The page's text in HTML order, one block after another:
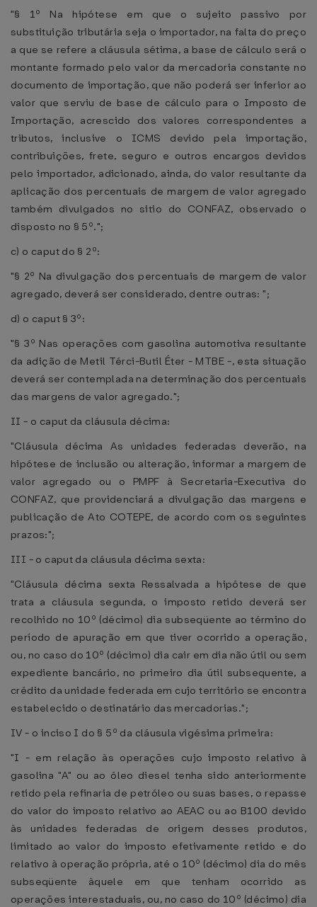
"§ 1º Na hipótese em que o sujeito passivo por
substituição tributária seja o importador, na falta do preço
a que se refere a cláusula sétima, a base de cálculo será o
montante formado pelo valor da mercadoria constante no
documento de importação, que não poderá ser inferior ao
valor que serviu de base de cálculo para o Imposto de
Importação, acrescido dos valores correspondentes a
tributos, inclusive o ICMS devido pela importação,
contribuições, frete, seguro e outros encargos devidos
pelo importador, adicionado, ainda, do valor resultante da
aplicação dos percentuais de margem de valor agregado
também divulgados no sitio do CONFAZ, observado o
disposto no § 5º.";
c) o caput do § 2º:
"§ 2º Na divulgação dos percentuais de margem de valor
agregado, deverá ser considerado, dentre outras: ";
d) o caput § 3º:
"§ 3º Nas operações com gasolina automotiva resultante
da adição de Metil Térci-Butil Éter - MTBE -, esta situação
deverá ser contemplada na determinação dos percentuais
das margens de valor agregado.";
II - o caput da cláusula décima:
"Cláusula décima As unidades federadas deverão, na
hipótese de inclusão ou alteração, informar a margem de
valor agregado ou o PMPF à Secretaria-Executiva do
CONFAZ, que providenciará a divulgação das margens e
publicação de Ato COTEPE, de acordo com os seguintes
prazos:";
III - o caput da cláusula décima sexta:
"Cláusula décima sexta Ressalvada a hipótese de que
trata a cláusula segunda, o imposto retido deverá ser
recolhido no 10º (décimo) dia subseqüente ao término do
período de apuração em que tiver ocorrido a operação,
ou, no caso do 10º (décimo) dia cair em dia não útil ou sem
expediente bancário, no primeiro dia útil subsequente, a
crédito da unidade federada em cujo território se encontra
estabelecido o destinatário das mercadorias.";
IV - o inciso I do § 5º da cláusula vigésima primeira:
"I - em relação às operações cujo imposto relativo à
gasolina "A" ou ao óleo diesel tenha sido anteriormente
retido pela refinaria de petróleo ou suas bases, o repasse
do valor do imposto relativo ao AEAC ou ao B100 devido
às unidades federadas de origem desses produtos,
limitado ao valor do imposto efetivamente retido e do
relativo à operação própria, até o 10º (décimo) dia do mês
subseqüente àquele em que tenham ocorrido as
operações interestaduais, ou, no caso do 10º (décimo) dia